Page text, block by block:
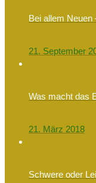
Bei allem
21. September
Was macht das
21. März 2018
Schwere oder